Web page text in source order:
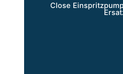
Close